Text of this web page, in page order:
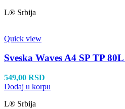
L® Srbija
Quick view
Sveska Waves A4 SP TP
549,00 RSD
Dodaj u korpu
L® Srbija